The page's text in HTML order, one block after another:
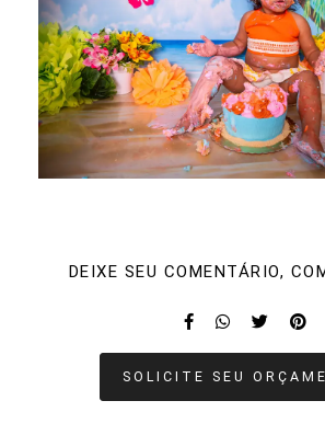
DEIXE SEU COMENTÁRIO,
SOLICITE SEU